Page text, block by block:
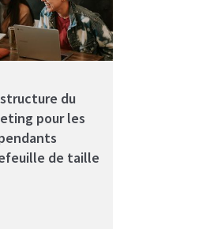
les ventes des
du
pour les
de taille